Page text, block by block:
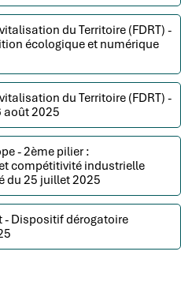
du Territoire (FDRT) -
écologique et numérique
du Territoire (FDRT) -
août 2025
- 2ème pilier :
compétitivité industrielle
du 25 juillet 2025
- Dispositif dérogatoire